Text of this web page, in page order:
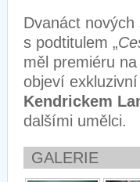
Dvanáct
s podtitulem „
měl premiéru
objeví
Kendrickem
dalšími umělci.
GALERIE